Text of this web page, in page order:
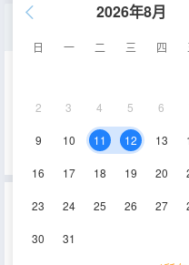
2026年8月
日 一 二 三 四
2 3 4 5 6
9 10 11 12 13
16 17 18 19 20
23 24 25 26 27
30 31
重要資訊